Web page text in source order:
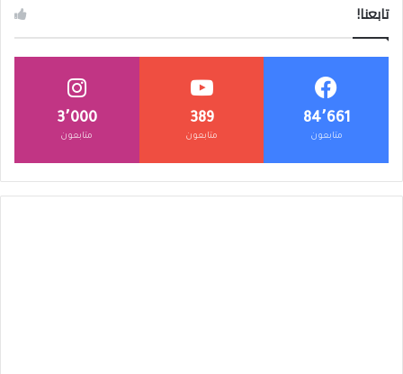
تابعنا!
84٬661
متابعون
389
متابعون
3٬000
متابعون